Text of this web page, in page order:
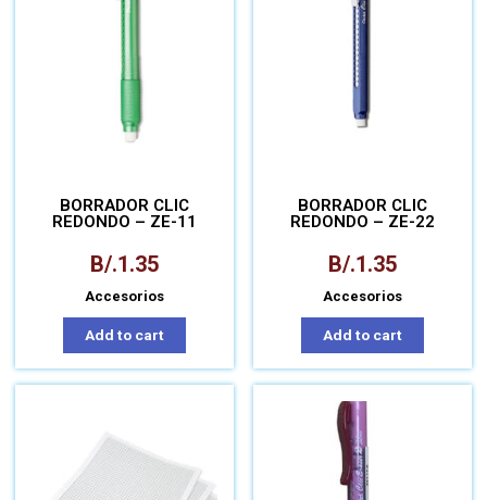
BORRADOR CLIC
REDONDO – ZE-11
B/.1.35
Accesorios
Add to cart
BORRADOR CLIC
REDONDO – ZE-22
B/.1.35
Accesorios
Add to cart